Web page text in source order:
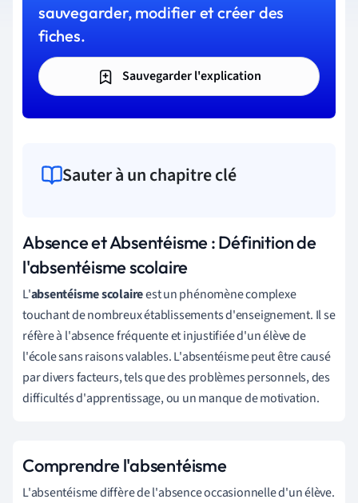
sauvegarder, modifier et créer des
fiches.
Sauvegarder l'explication
Sauter à un chapitre clé
Absence et Absentéisme : Définition de
l'absentéisme scolaire
L'absentéisme scolaireest un phénomène complexe
touchant de nombreux établissements d'enseignement. Il se
réfère à l'absence fréquente et injustifiée d'un élève de
l'école sans raisons valables. L'absentéisme peut être causé
par divers facteurs, tels que des problèmes personnels, des
difficultés d'apprentissage, ou un manque de motivation.
Comprendre l'absentéisme
L'absentéisme diffère de l'absence occasionnelle d'un élève.